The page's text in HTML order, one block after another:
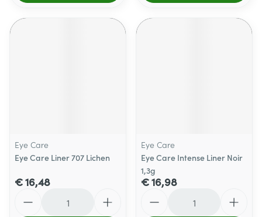
Eye Care
Eye Care Liner 707 Lichen
€ 16,48
Eye Care
Eye Care Intense Liner Noir
1,3g
€ 16,98